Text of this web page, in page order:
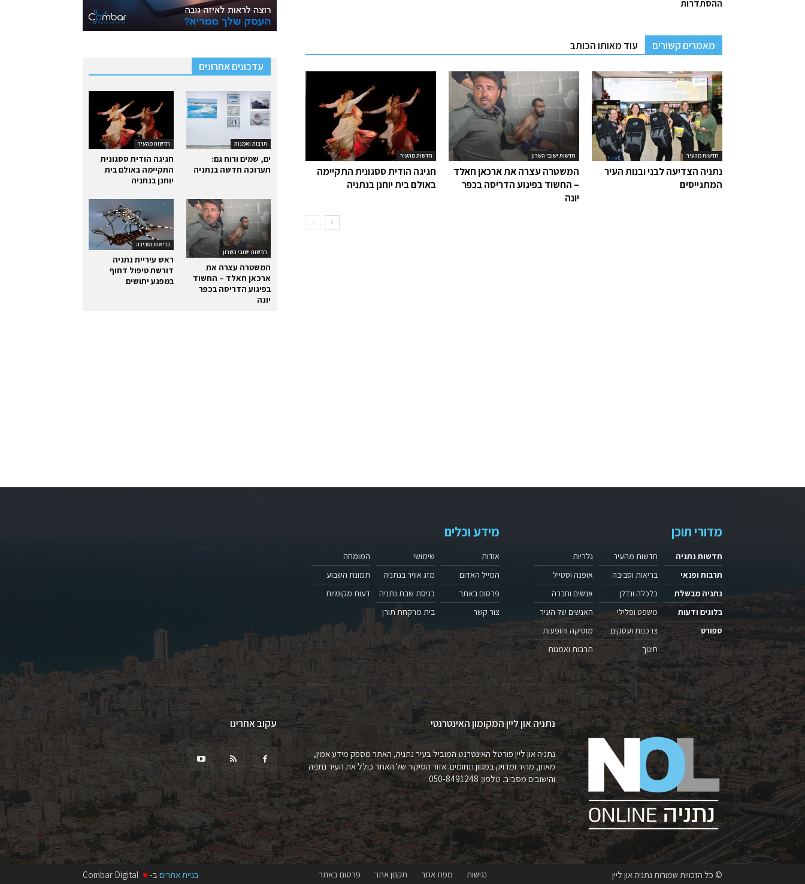
ההסתדרות
מאמרים קשורים עוד מאותו הכותב
חדשות מהעיר
חגיגה הודית ססגונית התקיימה
באולם בית יוחנן בנתניה
חדשות ישובי השרון
המשטרה עצרה את ארכאן חאלד
– החשוד בפיגוע הדריסה בכפר
יונה
חדשות מהעיר
נתניה הצדיעה לבני ובנות העיר
המתגייסים
עדכונים אחרונים
חדשות מהעיר
חגיגה הודית ססגונית
התקיימה באולם בית
יוחנן בנתניה
תרבות ואמנות
ים, שמים ורוח גם:
תערוכה חדשה בנתניה
בריאות וסביבה
ראש עיריית נתניה
דורשת טיפול דחוף
במפגע יתושים
חדשות ישובי השרון
המשטרה עצרה את
ארכאן חאלד – החשוד
בפיגוע הדריסה בכפר
יונה
מדורי תוכן
חדשות נתניה
תרבות ופנאי
נתניה מבשלת
בלוגים ודעות
ספורט
חדשות מהעיר
בריאות וסביבה
כלכלה ונדלן
משפט ופלילי
צרכנות ועסקים
חינוך
גלריות
אופנה וסטייל
אנשים וחברה
האנשים של העיר
מוסיקה והופעות
תרבות ואמנות
מידע וכלים
אודות
המייל האדום
פרסום באתר
צור קשר
שימושי
מזג אוויר בנתניה
כניסת שבת נתניה
בית מרקחת תורן
המומחה
תמונת השבוע
דעות מקומיות
נתניה און ליין המקומון האינטרנטי
נתניה און ליין פורטל האינטרנט המוביל בעיר נתניה, האתר מספק מידע אמין,
מאוזן, מהיר ומדויק במגוון תחומים. אזור הסיקור של האתר כולל את העיר נתניה
והישובים מסביב. טלפון: 050-8491248
עקוב אחרינו
נגישות מפת אתר תקנון אתר פרסום באתר בניית אתריםב- ♥ © כל הזכויות שמורות נתניה און ליין